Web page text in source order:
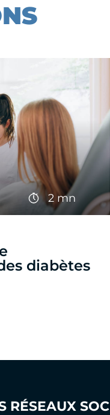
2 mn
diabètes
RÉSEAUX